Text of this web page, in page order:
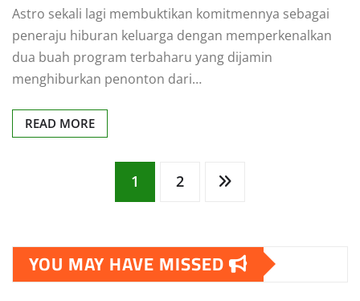
Astro sekali lagi membuktikan komitmennya sebagai
peneraju hiburan keluarga dengan memperkenalkan
dua buah program terbaharu yang dijamin
menghiburkan penonton dari…
READ MORE
pagination
1 2
YOU MAY HAVE MISSED